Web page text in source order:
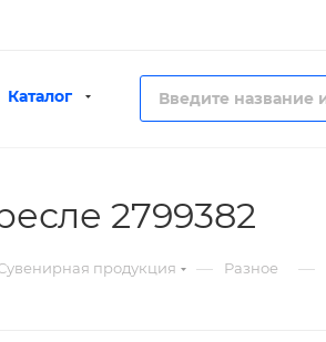
Каталог
2799382
продукция — Разное —